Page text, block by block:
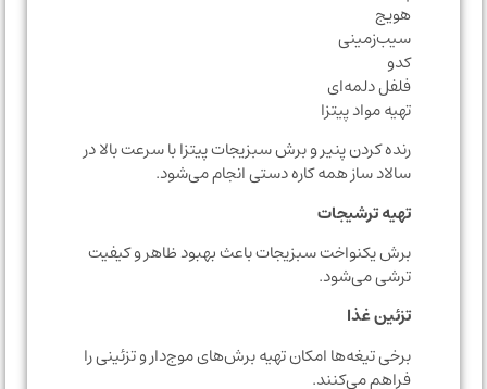
سیب‌زمینی
فلفل دلمه‌ای
تهیه مواد پیتزا
رنده کردن پنیر و برش سبزیجات پیتزا با سرعت بالا در
سالاد ساز همه کاره دستی انجام می‌شود.
تهیه ترشیجات
برش یکنواخت سبزیجات باعث بهبود ظاهر و کیفیت
ترشی می‌شود.
تزئین غذا
برخی تیغه‌ها امکان تهیه برش‌های موج‌دار و تزئینی را
فراهم می‌کنند.